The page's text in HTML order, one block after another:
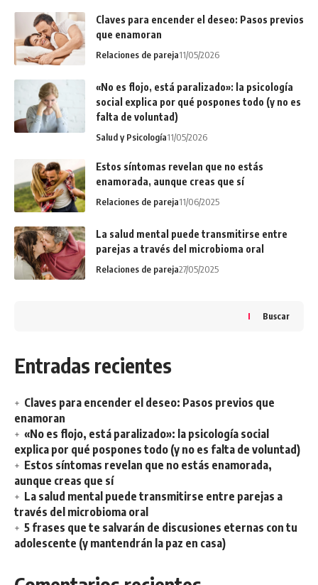
Claves para encender el deseo: Pasos previos
que enamoran
Relaciones de pareja11/05/2026
«No es flojo, está paralizado»: la psicología
social explica por qué pospones todo (y no es
falta de voluntad)
Salud y Psicología11/05/2026
Estos síntomas revelan que no estás
enamorada, aunque creas que sí
Relaciones de pareja11/06/2025
La salud mental puede transmitirse entre
parejas a través del microbioma oral
Relaciones de pareja27/05/2025
Buscar
Entradas recientes
Claves para encender el deseo: Pasos previos que
enamoran
«No es flojo, está paralizado»: la psicología social
explica por qué pospones todo (y no es falta de voluntad)
Estos síntomas revelan que no estás enamorada,
aunque creas que sí
La salud mental puede transmitirse entre parejas a
través del microbioma oral
5 frases que te salvarán de discusiones eternas con tu
adolescente (y mantendrán la paz en casa)